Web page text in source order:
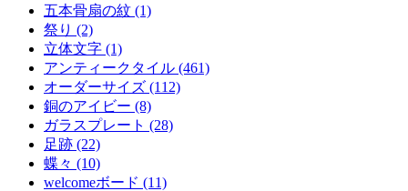
五本骨扇の紋 (1)
祭り (2)
立体文字 (1)
アンティークタイル (461)
オーダーサイズ (112)
銅のアイビー (8)
ガラスプレート (28)
足跡 (22)
蝶々 (10)
welcomeボード (11)